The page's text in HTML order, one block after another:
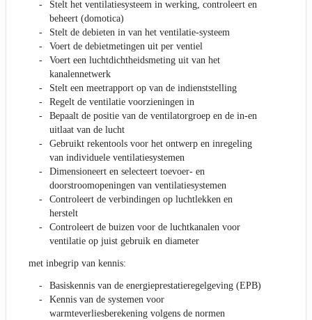
Stelt het ventilatiesysteem in werking, controleert en
beheert (domotica)
Stelt de debieten in van het ventilatie-systeem
Voert de debietmetingen uit per ventiel
Voert een luchtdichtheidsmeting uit van het
kanalennetwerk
Stelt een meetrapport op van de indienststelling
Regelt de ventilatie voorzieningen in
Bepaalt de positie van de ventilatorgroep en de in-en
uitlaat van de lucht
Gebruikt rekentools voor het ontwerp en inregeling
van individuele ventilatiesystemen
Dimensioneert en selecteert toevoer- en
doorstroomopeningen van ventilatiesystemen
Controleert de verbindingen op luchtlekken en
herstelt
Controleert de buizen voor de luchtkanalen voor
ventilatie op juist gebruik en diameter
met inbegrip van kennis:
Basiskennis van de energieprestatieregelgeving (EPB)
Kennis van de systemen voor
warmteverliesberekening volgens de normen